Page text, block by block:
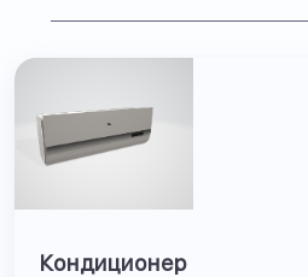
Кондиционер